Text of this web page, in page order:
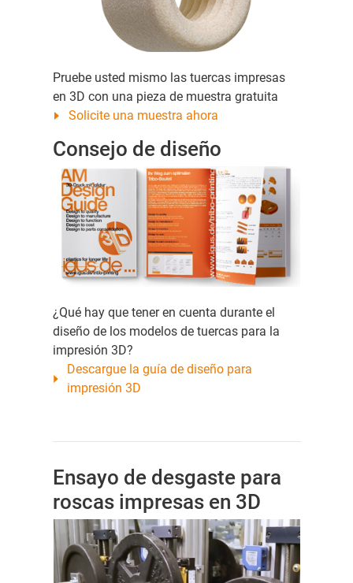
Pruebe usted mismo las tuercas impresas
en 3D con una pieza de muestra gratuita
Solicite una muestra ahora
Consejo de diseño
¿Qué hay que tener en cuenta durante el
diseño de los modelos de tuercas para la
impresión 3D?
Descargue la guía de diseño para
impresión 3D
Ensayo de desgaste para
roscas impresas en 3D